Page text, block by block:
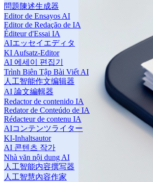
問題陳述生成器
Editor de Ensayos AI
Editor de Redação de IA
Éditeur d'Essai IA
AIエッセイエディタ
KI Aufsatz-Editor
AI 에세이 편집기
Trình Biên Tập Bài Viết AI
人工智能作文编辑器
AI 論文編輯器
Redactor de contenido IA
Redator de Conteúdo de IA
Rédacteur de contenu IA
AIコンテンツライター
KI-Inhaltsautor
AI 콘텐츠 작가
Nhà văn nội dung AI
人工智能内容撰写器
人工智慧內容作家